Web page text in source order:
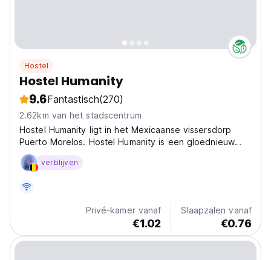
Hostel
Hostel Humanity
9.6Fantastisch(270)
2.62km van het stadscentrum
Hostel Humanity ligt in het Mexicaanse vissersdorp
Puerto Morelos. Hostel Humanity is een gloednieuw
hostel in het dorp.
verblijven
Privé-kamer vanaf
€1.02
Slaapzalen vanaf
€0.76